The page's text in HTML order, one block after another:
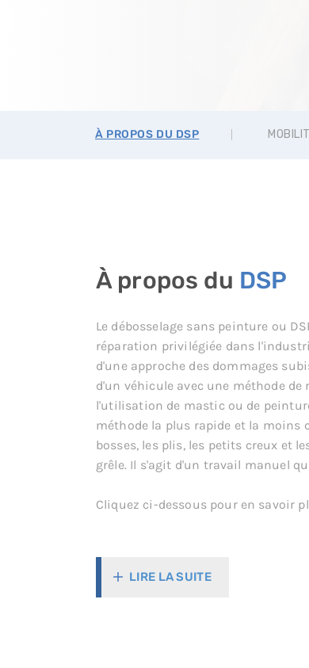
À PROPOS DU DSP
À propos du DSP
Le débosselage sans peinture ou
réparation privilégiée dans
d'une approche des dommages
d'un véhicule avec une méthode
l'utilisation de mastic ou de
méthode la plus rapide et la moins
bosses, les plis, les petits creux et
grêle. Il s'agit d'un travail manuel
Cliquez ci-dessous pour en savoir
LIRE LA SUITE